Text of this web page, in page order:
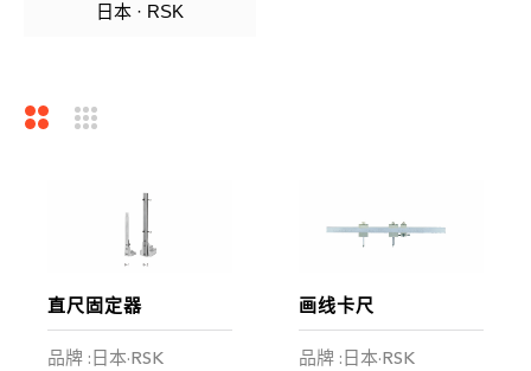
日本 · RSK
直尺固定器
品牌 :日本·RSK
画线卡尺
品牌 :日本·RSK